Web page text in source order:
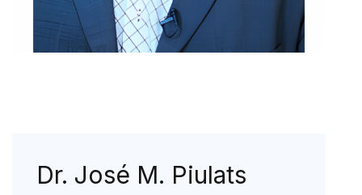
Dr. José M. Piulats